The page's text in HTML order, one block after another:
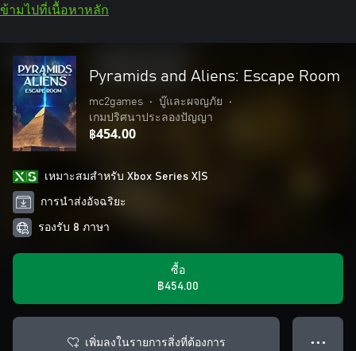
ข้ามไปที่เนื้อหาหลัก
Pyramids and Aliens: Escape Room
mc2games • บู๊และผจญภัย
•
เกมปริศนาประลองปัญญา
฿454.00
เหมาะสมสําหรับ Xbox Series X|S
การนำส่งอัจฉริยะ
รองรับ 8 ภาษา
ซื้อ
฿454.00
เพิ่มลงในรายการสิ่งที่ต้องการ ● ● ●